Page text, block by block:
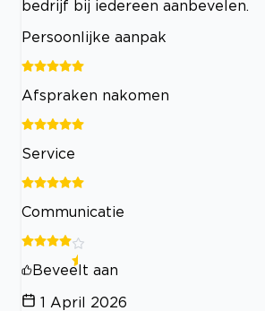
bedrijf bij iedereen aanbevelen.
Persoonlijke aanpak
Afspraken nakomen
Service
Communicatie
Beveelt aan
1 April 2026